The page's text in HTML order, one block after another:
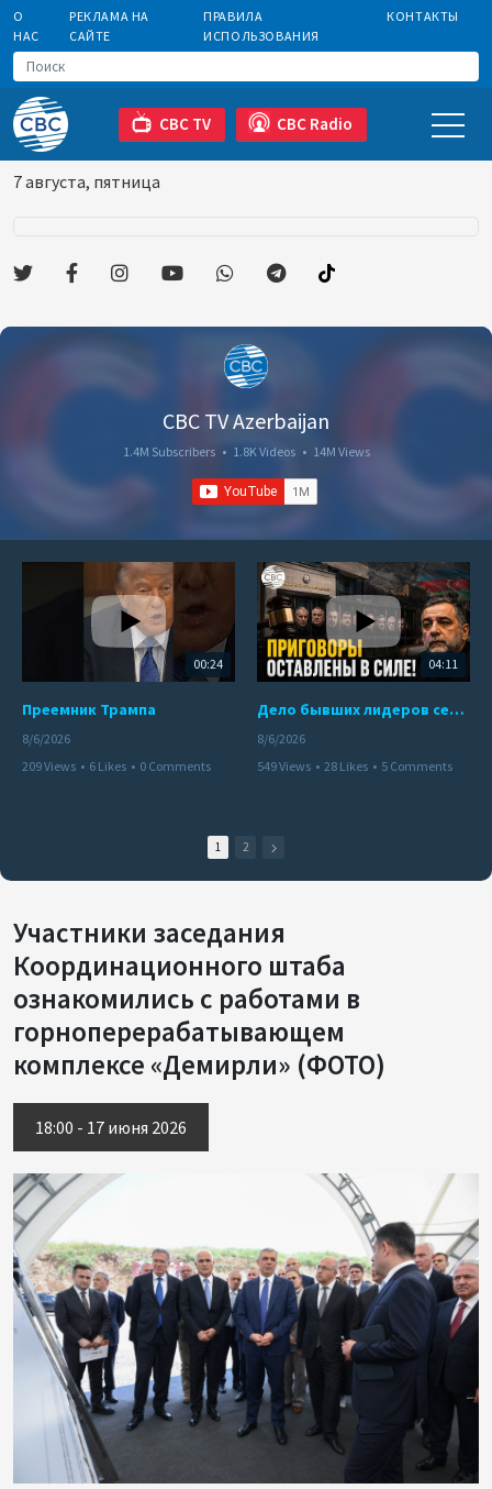
О
НАС
РЕКЛАМА НА
САЙТЕ
ПРАВИЛА
ИСПОЛЬЗОВАНИЯ
КОНТАКТЫ
CBC TV CBC Radio
7 августа, пятница
CBC TV Azerbaijan
1.4M Subscribers • 1.8K Videos • 14M Views
00:24
Преемник Трампа
8/6/2026
209 Views • 6 Likes • 0 Comments
04:11
Дело бывших лидеров сепаратистского режима в Карабахе
8/6/2026
549 Views • 28 Likes • 5 Comments
1 2
Участники заседания
Координационного штаба
ознакомились с работами в
горноперерабатывающем
комплексе «Демирли» (ФОТО)
18:00 - 17 июня 2026